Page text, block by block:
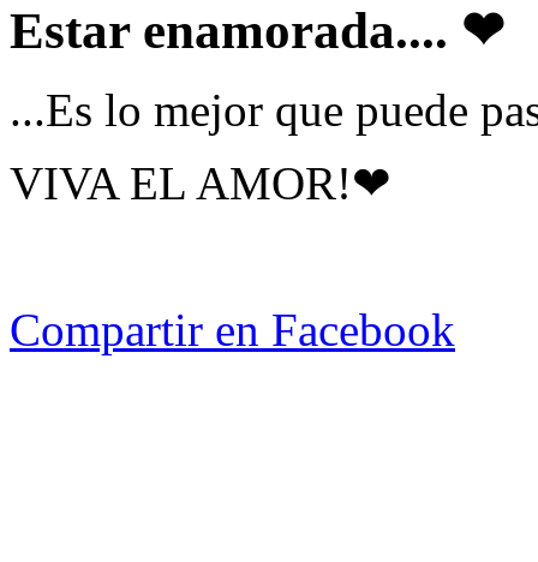
Estar enamorada.... ❤
...Es lo mejor que puede
VIVA EL AMOR!❤
Compartir en Facebook